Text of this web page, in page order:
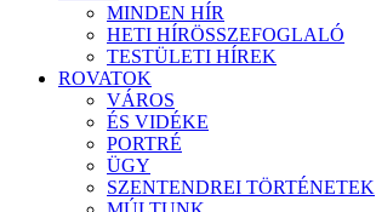
MINDEN HÍR
HETI HÍRÖSSZEFOGLALÓ
TESTÜLETI HÍREK
ROVATOK
VÁROS
ÉS VIDÉKE
PORTRÉ
ÜGY
SZENTENDREI TÖRTÉNETEK